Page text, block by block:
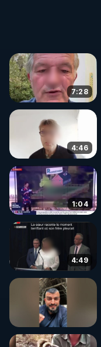
🌱 INSTAGRAM
https://
http://rgnr.li/
🌱 LA
Pour ne pas rater
http://rgnr.li/news
🌱 VIDÉOS NON
Toutes les vidéos
http://rgnr.li/odysee
🌱 LES STAGES
http://rgnr.li/stages
_________
7:28
4:46
1:04
4:49